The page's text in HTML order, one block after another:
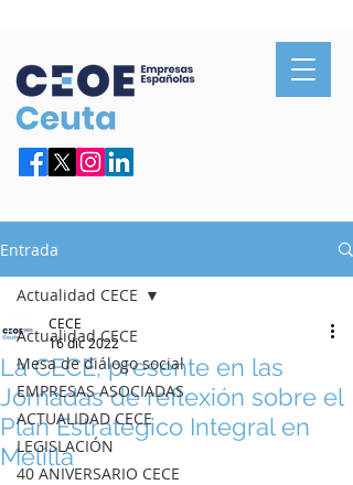
Entrada
Actualidad CECE
Mesa de diálogo social
EMPRESAS ASOCIADAS
ACTUALIDAD CECE
LEGISLACIÓN
40 ANIVERSARIO CECE
Actualidad CECE
La CECE, presente en las
Jornadas de reflexión sobre el
Plan Estratégico Integral en
Melilla
CECE
16 dic 2022